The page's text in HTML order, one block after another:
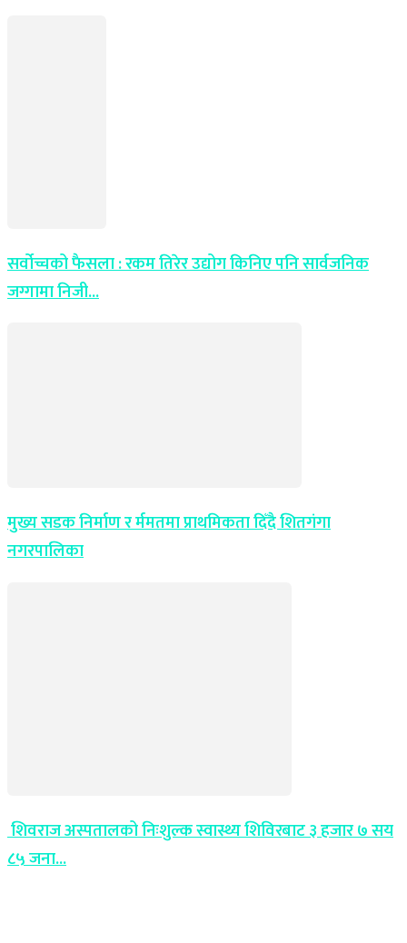
सर्वोच्चको फैसला : रकम तिरेर उद्योग किनिए पनि सार्वजनिक
जग्गामा निजी...
मुख्य सडक निर्माण र र्ममतमा प्राथमिकता दिँदै शितगंगा
नगरपालिका
शिवराज अस्पतालको निःशुल्क स्वास्थ्य शिविरबाट ३ हजार ७ सय
८५ जना...